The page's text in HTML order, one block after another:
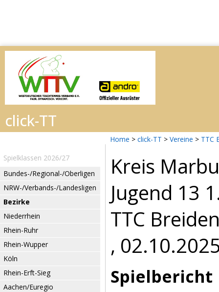
Home > click-TT > Vereine > TTC
Spielklassen 2026/27
Bundes-/Regional-/Oberligen
NRW-/Verbands-/Landesligen
Bezirke
Niederrhein
Rhein-Ruhr
Rhein-Wupper
Köln
Rhein-Erft-Sieg
Aachen/Euregio
Kreis
Jugend 13
TTC
,
Spielbericht